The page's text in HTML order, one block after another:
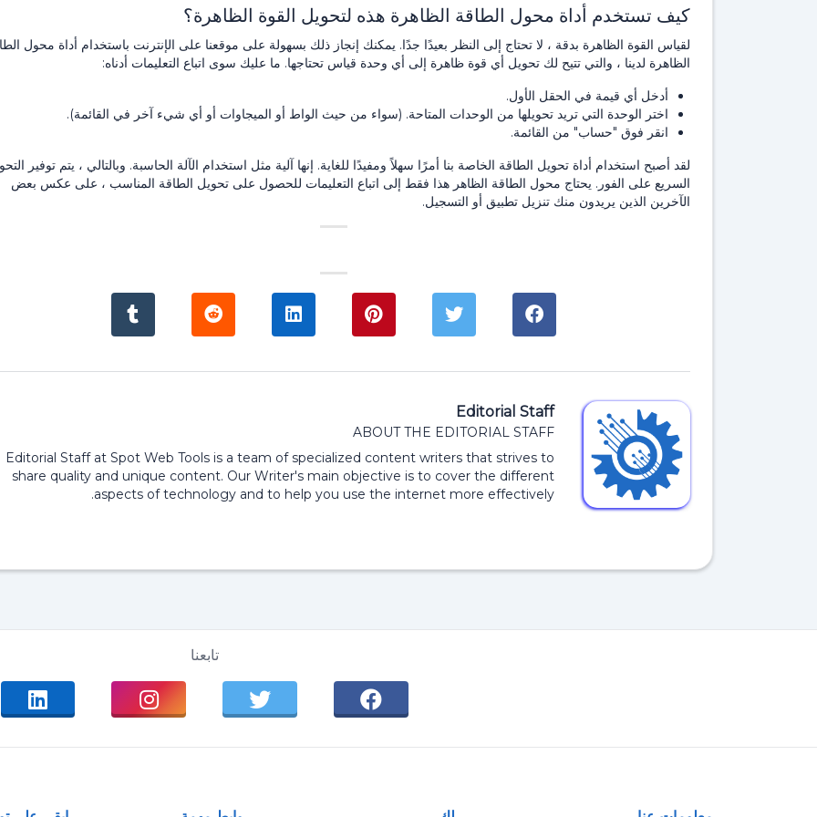
كيف تستخدم أداة محول الطاقة الظاهرة هذه لتحويل القوة الظاهرة؟
لقياس القوة الظاهرة بدقة ، لا تحتاج إلى النظر بعيدًا جدًا. يمكنك إنجاز ذلك بسهولة على موقعنا على الإنترنت باستخدام أداة محول
الظاهرة لدينا ، والتي تتيح لك تحويل أي قوة ظاهرة إلى أي وحدة قياس تحتاجها. ما عليك سوى اتباع التعليمات أدناه:
أدخل أي قيمة في الحقل الأول.
اختر الوحدة التي تريد تحويلها من الوحدات المتاحة. (سواء من حيث الواط أو الميجاوات أو أي شيء آخر في القائمة).
انقر فوق "حساب" من القائمة.
لقد أصبح استخدام أداة تحويل الطاقة الخاصة بنا أمرًا سهلاً ومفيدًا للغاية. إنها آلية مثل استخدام الآلة الحاسبة. وبالتالي ، يتم توفير
السريع على الفور. يحتاج محول الطاقة الظاهر هذا فقط إلى اتباع التعليمات للحصول على تحويل الطاقة المناسب ، على عكس بعض
الآخرين الذين يريدون منك تنزيل تطبيق أو التسجيل.
Editorial Staff
ABOUT THE EDITORIAL STAFF
Editorial Staff at Spot Web Tools is a team of specialized content writers that strives to
share quality and unique content. Our Writer's main objective is to cover the different
aspects of technology and to help you use the internet more effectively.
تابعنا